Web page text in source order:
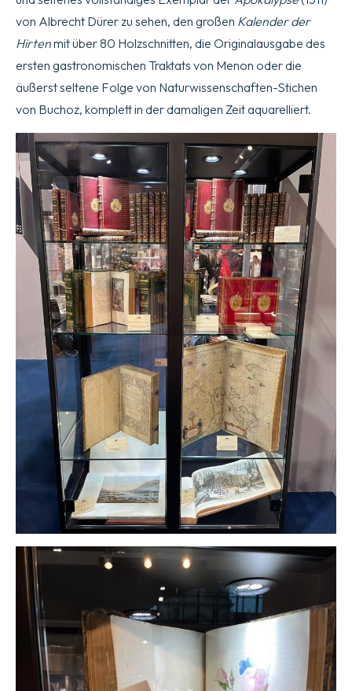
von Albrecht Dürer zu sehen, den großen Kalender der
Hirtenmit über 80 Holzschnitten, die Originalausgabe des
ersten gastronomischen Traktats von Menon oder die
äußerst seltene Folge von Naturwissenschaften-Stichen
von Buchoz, komplett in der damaligen Zeit aquarelliert.